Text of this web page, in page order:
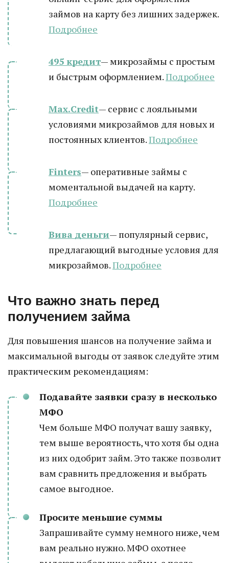
займов на карту без лишних задержек.
Подробнее
495 кредит— микрозаймы с простым
и быстрым оформлением.Подробнее
Max.Credit— сервис с лояльными
условиями микрозаймов для новых и
постоянных клиентов.Подробнее
Finters— оперативные займы с
моментальной выдачей на карту.
Подробнее
Вива деньги— популярный сервис,
предлагающий выгодные условия для
микрозаймов.Подробнее
Что важно знать перед
получением займа
Для повышения шансов на получение займа и
максимальной выгоды от заявок следуйте этим
практическим рекомендациям:
Подавайте заявки сразу в несколько
МФО
Чем больше МФО получат вашу заявку,
тем выше вероятность, что хотя бы одна
из них одобрит займ. Это также позволит
вам сравнить предложения и выбрать
самое выгодное.
Просите меньшие суммы
Запрашивайте сумму немного ниже, чем
вам реально нужно. МФО охотнее